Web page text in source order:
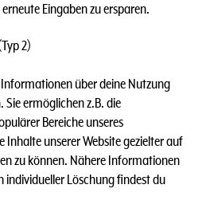
Eingaben zu ersparen.
2)
Informationen über deine Nutzung
Sie ermöglichen z.B. die
Bereiche unseres
unserer Website gezielter auf
zu können. Nähere Informationen
individueller Löschung findest du